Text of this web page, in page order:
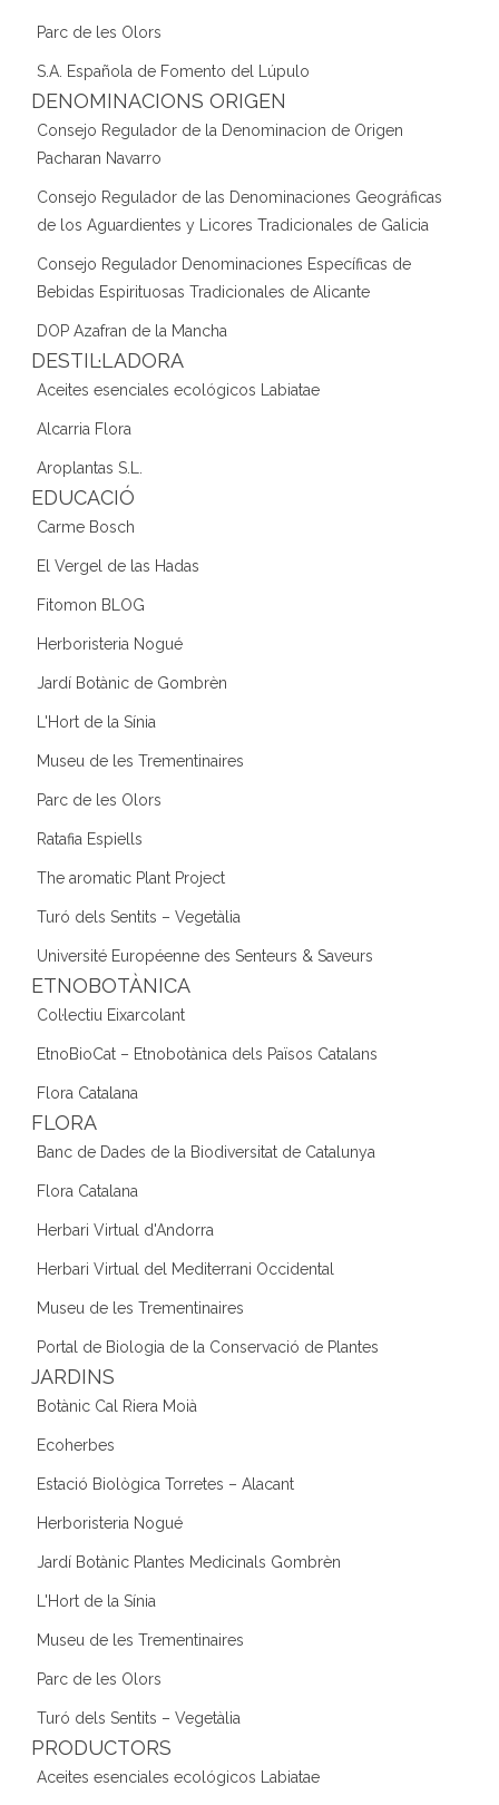
Parc de les Olors
S.A. Española de Fomento del Lúpulo
DENOMINACIONS ORIGEN
Consejo Regulador de la Denominacion de Origen
Pacharan Navarro
Consejo Regulador de las Denominaciones Geográficas
de los Aguardientes y Licores Tradicionales de Galicia
Consejo Regulador Denominaciones Específicas de
Bebidas Espirituosas Tradicionales de Alicante
DOP Azafran de la Mancha
DESTIL·LADORA
Aceites esenciales ecológicos Labiatae
Alcarria Flora
Aroplantas S.L.
EDUCACIÓ
Carme Bosch
El Vergel de las Hadas
Fitomon BLOG
Herboristeria Nogué
Jardí Botànic de Gombrèn
L'Hort de la Sínia
Museu de les Trementinaires
Parc de les Olors
Ratafia Espiells
The aromatic Plant Project
Turó dels Sentits – Vegetàlia
Université Européenne des Senteurs & Saveurs
ETNOBOTÀNICA
Col·lectiu Eixarcolant
EtnoBioCat – Etnobotànica dels Països Catalans
Flora Catalana
FLORA
Banc de Dades de la Biodiversitat de Catalunya
Flora Catalana
Herbari Virtual d'Andorra
Herbari Virtual del Mediterrani Occidental
Museu de les Trementinaires
Portal de Biologia de la Conservació de Plantes
JARDINS
Botànic Cal Riera Moià
Ecoherbes
Estació Biològica Torretes – Alacant
Herboristeria Nogué
Jardí Botànic Plantes Medicinals Gombrèn
L'Hort de la Sínia
Museu de les Trementinaires
Parc de les Olors
Turó dels Sentits – Vegetàlia
PRODUCTORS
Aceites esenciales ecológicos Labiatae